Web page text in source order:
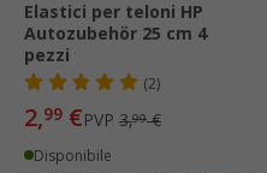
Elastici per teloni HP
Autozubehör 25 cm 4
pezzi
(2)
2,99 €PVP 3,99€
Disponibile